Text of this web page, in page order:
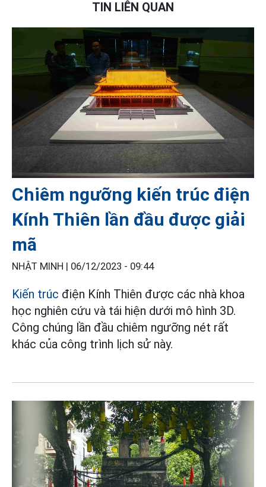
TIN LIÊN QUAN
Chiêm ngưỡng kiến trúc điện
Kính Thiên lần đầu được giải
mã
NHẬT MINH | 06/12/2023 - 09:44
Kiến trúc điện Kính Thiên được các nhà khoa
học nghiên cứu và tái hiện dưới mô hình 3D.
Công chúng lần đầu chiêm ngưỡng nét rất
khác của công trình lịch sử này.